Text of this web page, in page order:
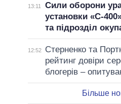
13:11
Сили оборони
установки «С-
та підрозділ
12:52
Стерненко та
рейтинг довіри
блогерів –
Більше